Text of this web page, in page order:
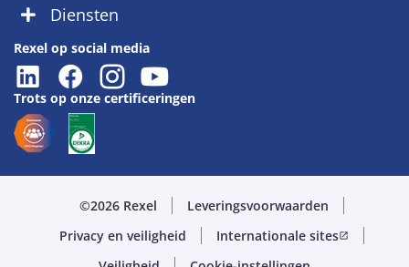
Diensten
Rexel op social media
Trots op onze certificeringen
©2026 Rexel
Leveringsvoorwaarden
Privacy en veiligheid
Internationale sitesopen_in_new